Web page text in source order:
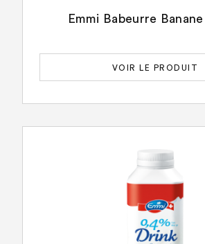
Emmi Babeurre Banane
VOIR LE PRODUIT